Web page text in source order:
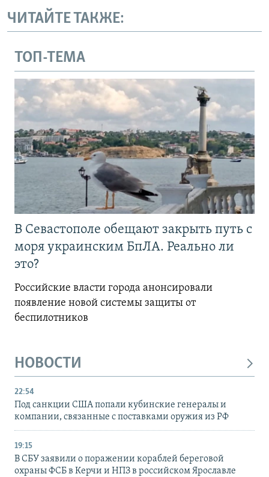
ЧИТАЙТЕ ТАКЖЕ:
ТОП-ТЕМА
В Севастополе обещают закрыть путь с
моря украинским БпЛА. Реально ли
это?
Российские власти города анонсировали
появление новой системы защиты от
беспилотников
НОВОСТИ
22:54
Под санкции США попали кубинские генералы и
компании, связанные с поставками оружия из РФ
19:15
В СБУ заявили о поражении кораблей береговой
охраны ФСБ в Керчи и НПЗ в российском Ярославле